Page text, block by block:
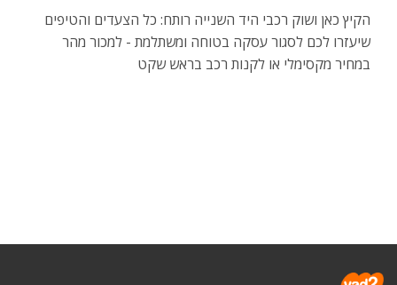
הקיץ כאן ושוק רכבי היד השנייה רותח: כל הצעדים והטיפים
שיעזרו לכם לסגור עסקה בטוחה ומשתלמת - למכור מהר
במחיר מקסימלי או לקנות רכב בראש שקט